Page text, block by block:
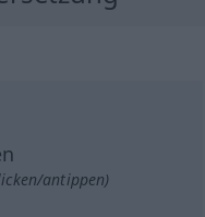
antippen)